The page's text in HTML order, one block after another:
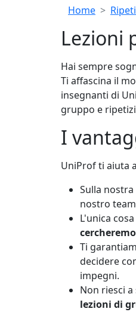
Home
Lezioni
Hai sempre
Ti affascina il
insegnanti di
gruppo e
I
UniProf ti aiuta
Sulla
nostro
L'unica
Ti
decidere
impegni.
Non riesci
lezioni di